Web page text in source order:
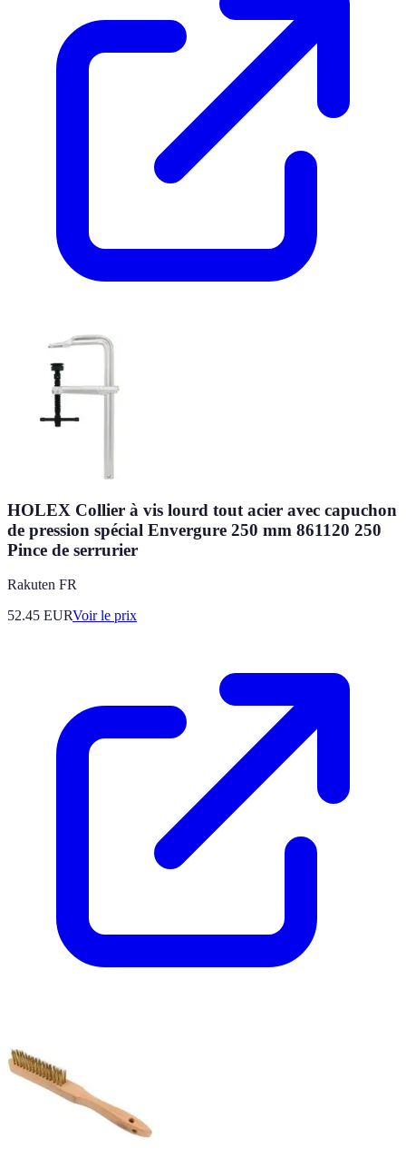
HOLEX Collier à vis lourd tout acier avec capuchon
de pression spécial Envergure 250 mm 861120 250
Pince de serrurier
Rakuten FR
52.45 EURVoir le prix